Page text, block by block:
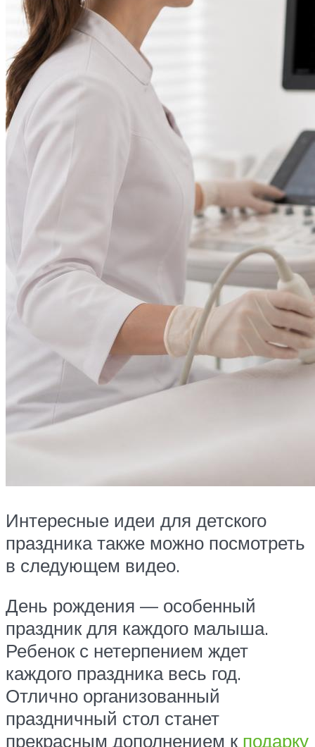
Интересные идеи для детского
праздника также можно посмотреть
в следующем видео.
День рождения — особенный
праздник для каждого малыша.
Ребенок с нетерпением ждет
каждого праздника весь год.
Отлично организованный
праздничный стол станет
прекрасным дополнением к подарку